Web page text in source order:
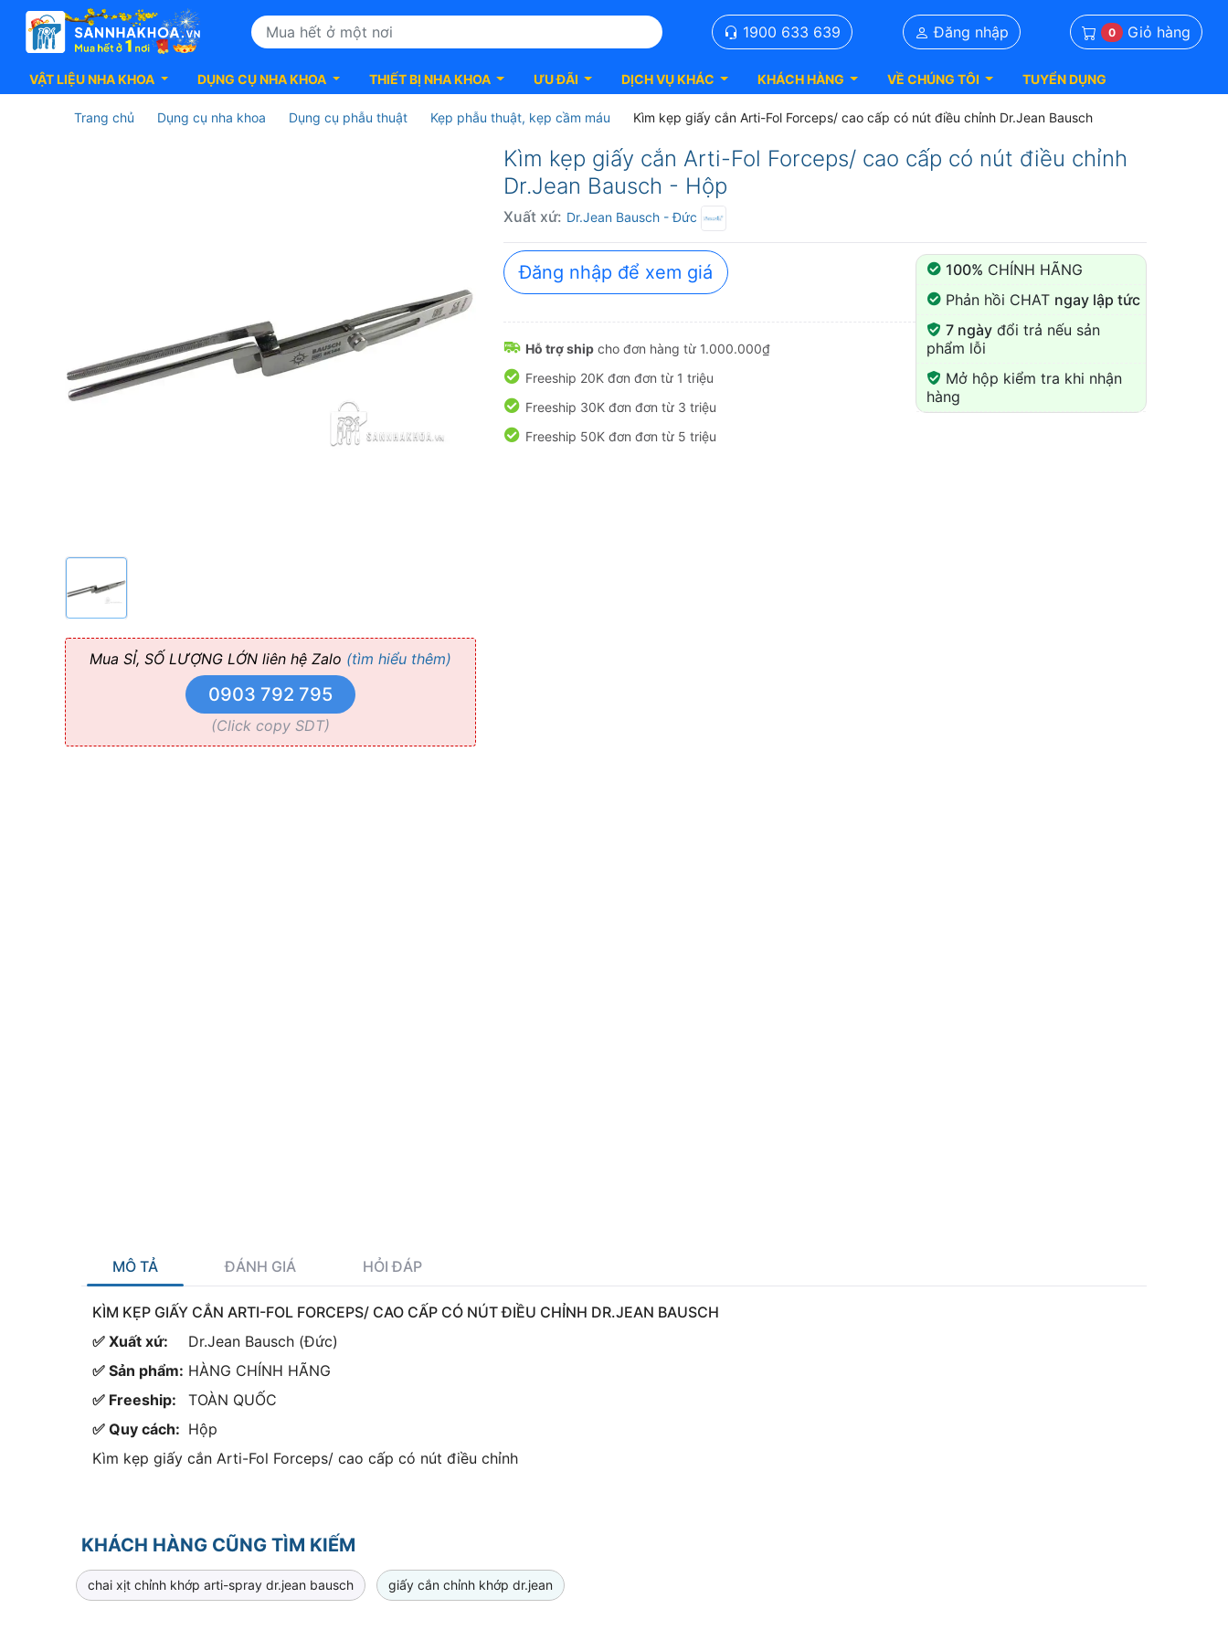
1900 633 639 Đăng nhập 0 Giỏ hàng
VẬT LIỆU NHA KHOA DỤNG CỤ NHA KHOA THIẾT BỊ NHA KHOA ƯU ĐÃI DỊCH VỤ KHÁC KHÁCH HÀNG VỀ CHÚNG TÔI TUYỂN DỤNG
Trang chủ Dụng cụ nha khoa Dụng cụ phẫu thuật Kẹp phẫu thuật, kẹp cầm máu Kìm kẹp giấy cắn Arti-Fol Forceps/ cao cấp có nút điều chỉnh Dr.Jean Bausch
Arti-
Fol
có
nút
điều
chỉnh
Dr.Jean
Mua SỈ, SỐ LƯỢNG LỚN liên hệ Zalo (tìm hiểu thêm)
0903 792 795
(Click copy SDT)
Kìm kẹp giấy cắn Arti-Fol Forceps/ cao cấp có nút điều chỉnh
Dr.Jean Bausch - Hộp
Xuất xứ: Dr.Jean Bausch - Đức
100% CHÍNH HÃNG
Phản hồi CHAT ngay lập tức
7 ngàyđổi trả nếu sản
phẩm lỗi
Mở hộp kiểm tra khi nhận
hàng
Đăng nhập để xem giá
Hỗ trợ ship cho đơn hàng từ 1.000.000₫
Freeship 20K đơn đơn từ 1 triệu
Freeship 30K đơn đơn từ 3 triệu
Freeship 50K đơn đơn từ 5 triệu
MÔ TẢ ĐÁNH GIÁ HỎI ĐÁP
KÌM KẸP GIẤY CẮN ARTI-FOL FORCEPS/ CAO CẤP CÓ NÚT ĐIỀU CHỈNH DR.JEAN BAUSCH
✅ Xuất xứ:
Dr.Jean Bausch (Đức)
✅ Sản phẩm: HÀNG CHÍNH HÃNG
✅ Freeship:
TOÀN QUỐC
✅ Quy cách: Hộp
Kìm kẹp giấy cắn Arti-Fol Forceps/ cao cấp có nút điều chỉnh
KHÁCH HÀNG CŨNG TÌM KIẾM
chai xịt chỉnh khớp arti-spray dr.jean bausch giấy cắn chỉnh khớp dr.jean